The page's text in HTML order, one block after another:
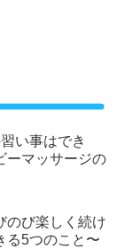
い事はでき
ーマッサージの
のび楽しく続け
る5つのこと〜